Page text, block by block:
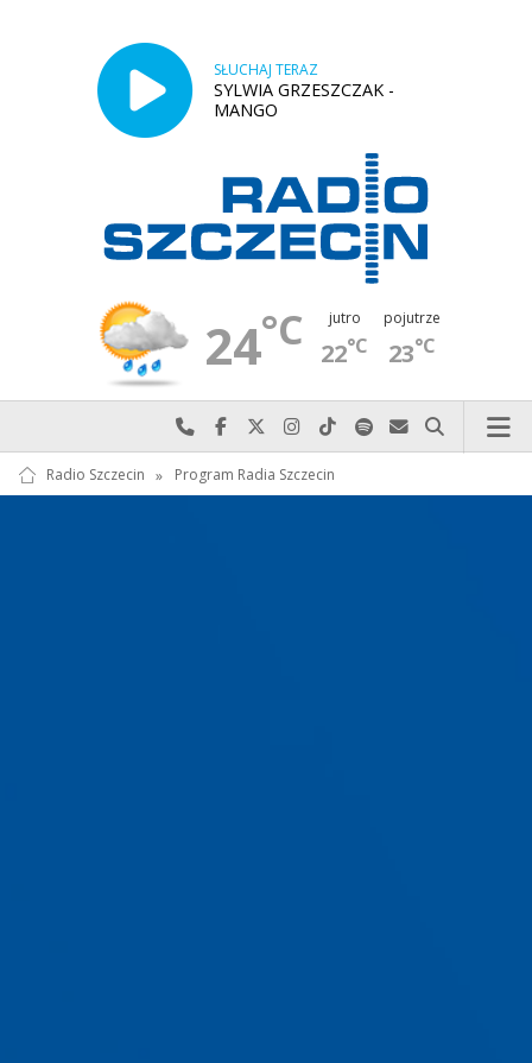
SŁUCHAJ TERAZ
SYLWIA GRZESZCZAK -
MANGO
24°C jutro
22°C
pojutrze
23°C
Najlepiej po prostu do nas zadzwoń
Odwiedź nas na Facebook-u
Odwiedź nas na X
Odwiedź nas na Instagram-ie
Odwiedź nas na TikTok-u
Szukaj nas na Spotify
Wyślij do nas
Szukaj
Radio Szczecin » Program Radia Szczecin